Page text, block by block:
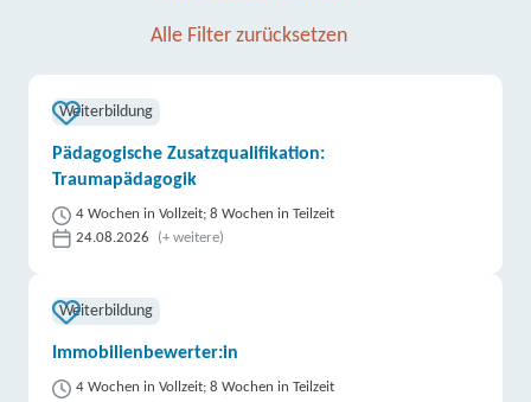
Alle Filter zurücksetzen
Weiterbildung
Pädagogische Zusatzqualifikation:
Traumapädagogik
4 Wochen in Vollzeit; 8 Wochen in Teilzeit
24.08.2026
(+ weitere)
Weiterbildung
Immobilienbewerter:in
4 Wochen in Vollzeit; 8 Wochen in Teilzeit